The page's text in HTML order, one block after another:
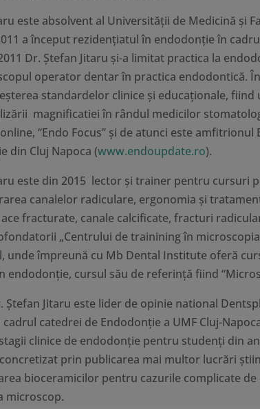
este absolvent al Universităţii de Medicină şi
a început rezidenţiatul în endodonţie în
Dr. Ștefan Jitaru și-a limitat practica la
operator dentar în practica endodontică.
standardelor clinice și educaționale,
magnificatiei în rândul medicilor
“Endo Focus” și de atunci este
din Cluj Napoca (www.endoupdate.ro).
este din 2015 lector şi trainer pentru cursuri
canalelor radiculare, ergonomia şi
fracturate, canale calcificate, fracturi
„Centrului de trainining în
unde împreună cu Mb Dental Institute oferă
endodonție, cursul său de referință fiind
Ștefan Jitaru este lider de opinie national
cadrul catedrei de Endodonţie a UMF Cluj-
clinice de endodonție pentru studenți din
prin publicarea mai multor lucrări
bioceramicilor pentru cazurile complicate
microscop.